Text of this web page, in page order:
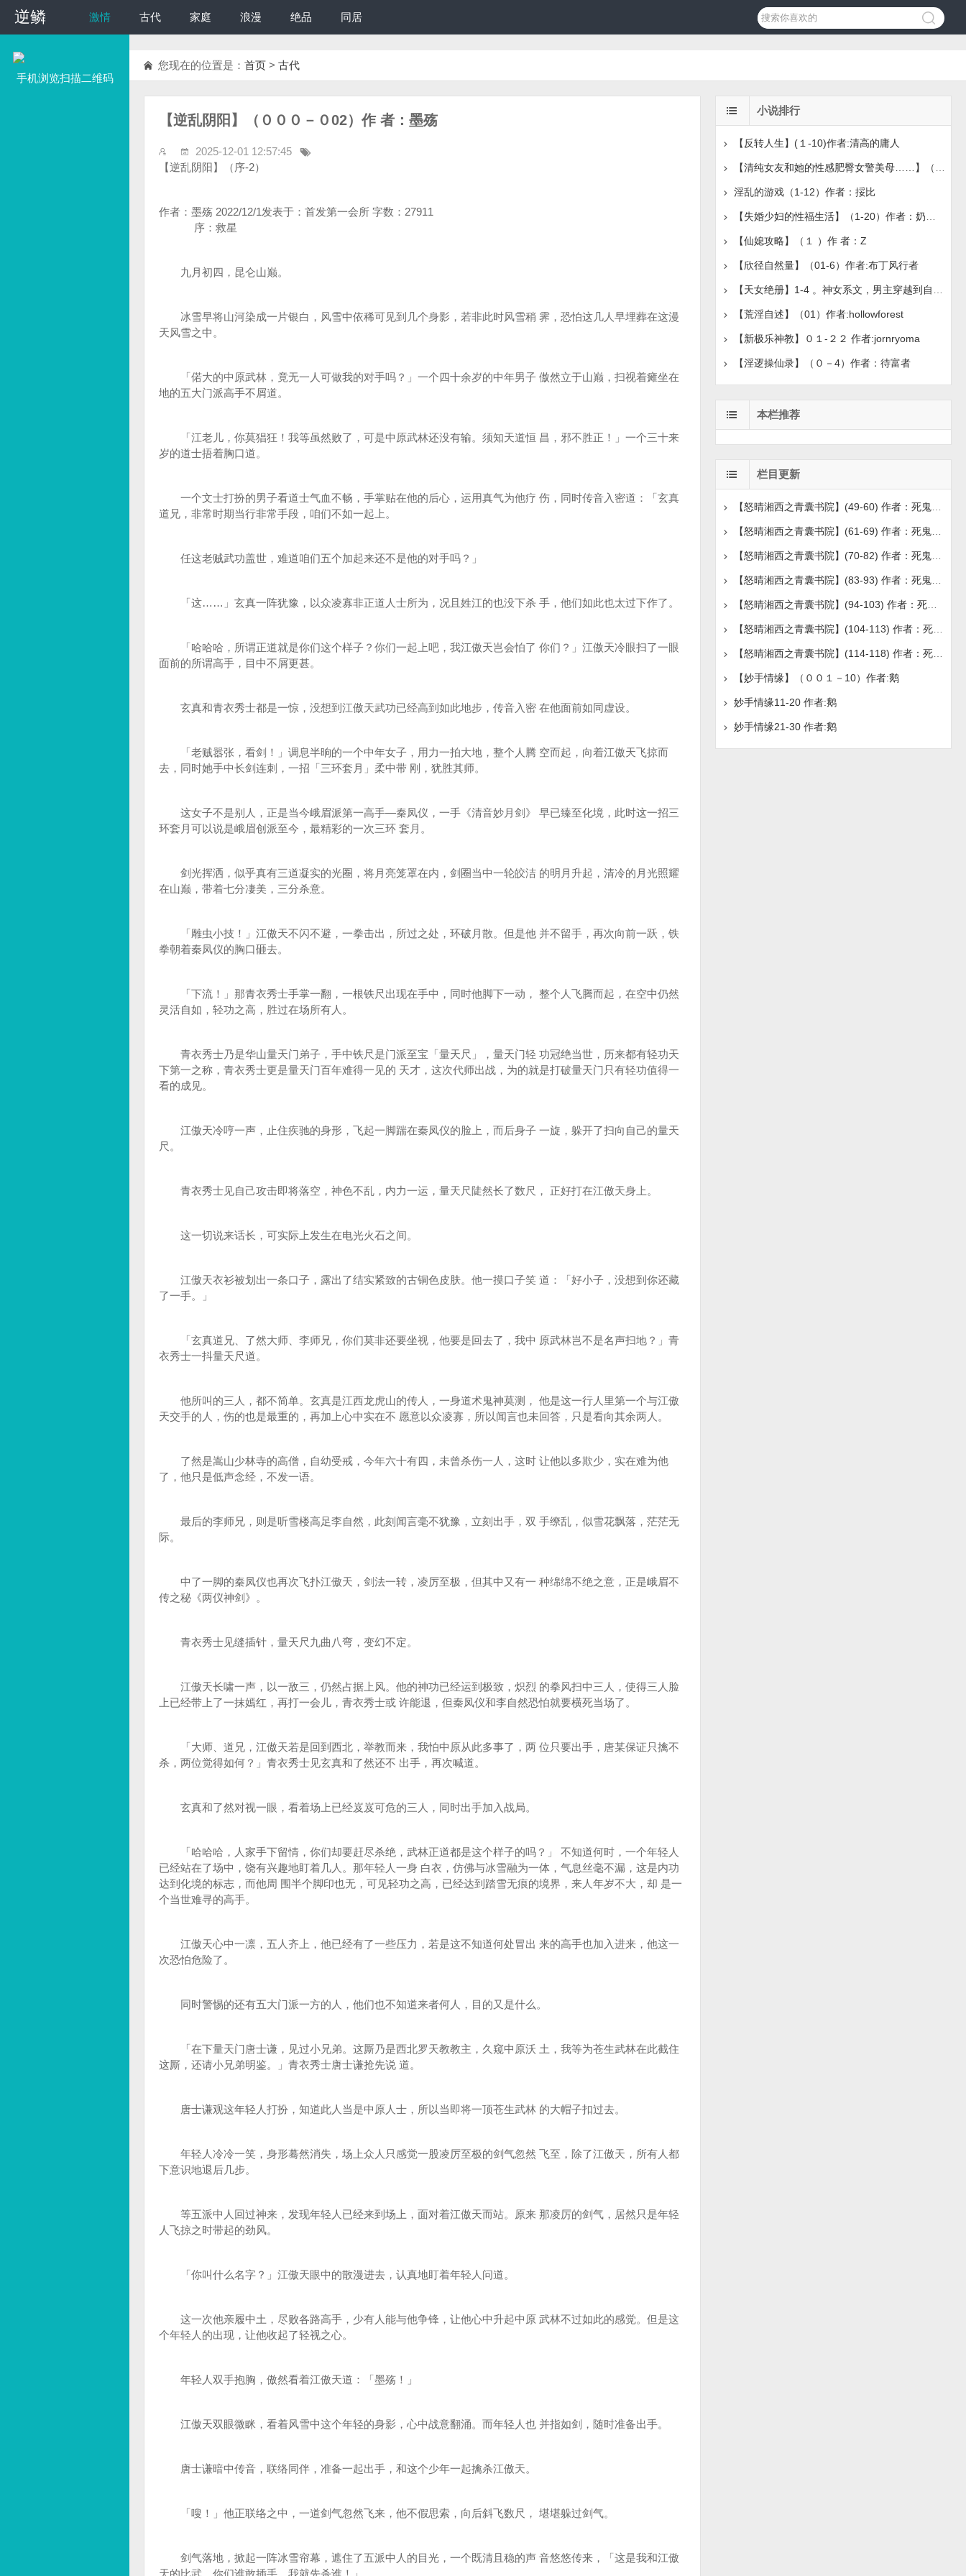
逆鳞
逆鳞 激情 古代 家庭 浪漫 绝品 同居
手机浏览扫描二维码
您现在的位置是： 首页 > 古代
【逆乱阴阳】（０００－０02）作 者：墨殇
2025-12-01 12:57:45
【逆乱阴阳】（序-2）
作者：墨殇 2022/12/1发表于：首发第一会所 字数：27911
序：救星
九月初四，昆仑山巅。
冰雪早将山河染成一片银白，风雪中依稀可见到几个身影，若非此时风雪稍 霁，恐怕这几人早埋葬在这漫
天风雪之中。
「偌大的中原武林，竟无一人可做我的对手吗？」一个四十余岁的中年男子 傲然立于山巅，扫视着瘫坐在
地的五大门派高手不屑道。
「江老儿，你莫猖狂！我等虽然败了，可是中原武林还没有输。须知天道恒 昌，邪不胜正！」一个三十来
岁的道士捂着胸口道。
一个文士打扮的男子看道士气血不畅，手掌贴在他的后心，运用真气为他疗 伤，同时传音入密道：「玄真
道兄，非常时期当行非常手段，咱们不如一起上。
任这老贼武功盖世，难道咱们五个加起来还不是他的对手吗？」
「这……」玄真一阵犹豫，以众凌寡非正道人士所为，况且姓江的也没下杀 手，他们如此也太过下作了。
「哈哈哈，所谓正道就是你们这个样子？你们一起上吧，我江傲天岂会怕了 你们？」江傲天冷眼扫了一眼
面前的所谓高手，目中不屑更甚。
玄真和青衣秀士都是一惊，没想到江傲天武功已经高到如此地步，传音入密 在他面前如同虚设。
「老贼嚣张，看剑！」调息半晌的一个中年女子，用力一拍大地，整个人腾 空而起，向着江傲天飞掠而
去，同时她手中长剑连刺，一招「三环套月」柔中带 刚，犹胜其师。
这女子不是别人，正是当今峨眉派第一高手—秦凤仪，一手《清音妙月剑》 早已臻至化境，此时这一招三
环套月可以说是峨眉创派至今，最精彩的一次三环 套月。
剑光挥洒，似乎真有三道凝实的光圈，将月亮笼罩在内，剑圈当中一轮皎洁 的明月升起，清冷的月光照耀
在山巅，带着七分凄美，三分杀意。
「雕虫小技！」江傲天不闪不避，一拳击出，所过之处，环破月散。但是他 并不留手，再次向前一跃，铁
拳朝着秦凤仪的胸口砸去。
「下流！」那青衣秀士手掌一翻，一根铁尺出现在手中，同时他脚下一动， 整个人飞腾而起，在空中仍然
灵活自如，轻功之高，胜过在场所有人。
青衣秀士乃是华山量天门弟子，手中铁尺是门派至宝「量天尺」，量天门轻 功冠绝当世，历来都有轻功天
下第一之称，青衣秀士更是量天门百年难得一见的 天才，这次代师出战，为的就是打破量天门只有轻功值得一
看的成见。
江傲天冷哼一声，止住疾驰的身形，飞起一脚踹在秦凤仪的脸上，而后身子 一旋，躲开了扫向自己的量天
尺。
青衣秀士见自己攻击即将落空，神色不乱，内力一运，量天尺陡然长了数尺， 正好打在江傲天身上。
这一切说来话长，可实际上发生在电光火石之间。
江傲天衣衫被划出一条口子，露出了结实紧致的古铜色皮肤。他一摸口子笑 道：「好小子，没想到你还藏
了一手。」
「玄真道兄、了然大师、李师兄，你们莫非还要坐视，他要是回去了，我中 原武林岂不是名声扫地？」青
衣秀士一抖量天尺道。
他所叫的三人，都不简单。玄真是江西龙虎山的传人，一身道术鬼神莫测， 他是这一行人里第一个与江傲
天交手的人，伤的也是最重的，再加上心中实在不 愿意以众凌寡，所以闻言也未回答，只是看向其余两人。
了然是嵩山少林寺的高僧，自幼受戒，今年六十有四，未曾杀伤一人，这时 让他以多欺少，实在难为他
了，他只是低声念经，不发一语。
最后的李师兄，则是听雪楼高足李自然，此刻闻言毫不犹豫，立刻出手，双 手缭乱，似雪花飘落，茫茫无
际。
中了一脚的秦凤仪也再次飞扑江傲天，剑法一转，凌厉至极，但其中又有一 种绵绵不绝之意，正是峨眉不
传之秘《两仪神剑》。
青衣秀士见缝插针，量天尺九曲八弯，变幻不定。
江傲天长啸一声，以一敌三，仍然占据上风。他的神功已经运到极致，炽烈 的拳风扫中三人，使得三人脸
上已经带上了一抹嫣红，再打一会儿，青衣秀士或 许能退，但秦凤仪和李自然恐怕就要横死当场了。
「大师、道兄，江傲天若是回到西北，举教而来，我怕中原从此多事了，两 位只要出手，唐某保证只擒不
杀，两位觉得如何？」青衣秀士见玄真和了然还不 出手，再次喊道。
玄真和了然对视一眼，看着场上已经岌岌可危的三人，同时出手加入战局。
「哈哈哈，人家手下留情，你们却要赶尽杀绝，武林正道都是这个样子的吗？」 不知道何时，一个年轻人
已经站在了场中，饶有兴趣地盯着几人。那年轻人一身 白衣，仿佛与冰雪融为一体，气息丝毫不漏，这是内功
达到化境的标志，而他周 围半个脚印也无，可见轻功之高，已经达到踏雪无痕的境界，来人年岁不大，却 是一
个当世难寻的高手。
江傲天心中一凛，五人齐上，他已经有了一些压力，若是这不知道何处冒出 来的高手也加入进来，他这一
次恐怕危险了。
同时警惕的还有五大门派一方的人，他们也不知道来者何人，目的又是什么。
「在下量天门唐士谦，见过小兄弟。这厮乃是西北罗天教教主，久窥中原沃 土，我等为苍生武林在此截住
这厮，还请小兄弟明鉴。」青衣秀士唐士谦抢先说 道。
唐士谦观这年轻人打扮，知道此人当是中原人士，所以当即将一顶苍生武林 的大帽子扣过去。
年轻人冷冷一笑，身形蓦然消失，场上众人只感觉一股凌厉至极的剑气忽然 飞至，除了江傲天，所有人都
下意识地退后几步。
等五派中人回过神来，发现年轻人已经来到场上，面对着江傲天而站。原来 那凌厉的剑气，居然只是年轻
人飞掠之时带起的劲风。
「你叫什么名字？」江傲天眼中的散漫进去，认真地盯着年轻人问道。
这一次他亲履中土，尽败各路高手，少有人能与他争锋，让他心中升起中原 武林不过如此的感觉。但是这
个年轻人的出现，让他收起了轻视之心。
年轻人双手抱胸，傲然看着江傲天道：「墨殇！」
江傲天双眼微眯，看着风雪中这个年轻的身影，心中战意翻涌。而年轻人也 并指如剑，随时准备出手。
唐士谦暗中传音，联络同伴，准备一起出手，和这个少年一起擒杀江傲天。
「嗖！」他正联络之中，一道剑气忽然飞来，他不假思索，向后斜飞数尺， 堪堪躲过剑气。
剑气落地，掀起一阵冰雪帘幕，遮住了五派中人的目光，一个既清且稳的声 音悠悠传来，「这是我和江傲
天的比武，你们谁敢插手，我就先杀谁！」
小说排行
【反转人生】(１-10)作者:清高的庸人
淫乱的游戏（1-12）作者：挼比
【仙媳攻略】（１ ）作 者：Z
【欣径自然量】（01-6）作者:布丁风行者
【荒淫自述】（01）作者:hollowforest
【新极乐神教】０１-２２ 作者:jornryoma
【淫逻操仙录】（０－4）作者：待富者
本栏推荐
栏目更新
【怒晴湘西之青囊书院】(49-60) 作者：死鬼吹灯
【怒晴湘西之青囊书院】(61-69) 作者：死鬼吹灯
【怒晴湘西之青囊书院】(70-82) 作者：死鬼吹灯
【怒晴湘西之青囊书院】(83-93) 作者：死鬼吹灯
【怒晴湘西之青囊书院】(94-103) 作者：死鬼吹灯
【怒晴湘西之青囊书院】(104-113) 作者：死鬼吹灯
【怒晴湘西之青囊书院】(114-118) 作者：死鬼吹灯
【妙手情缘】（００１－10）作者:鹅
妙手情缘11-20 作者:鹅
妙手情缘21-30 作者:鹅